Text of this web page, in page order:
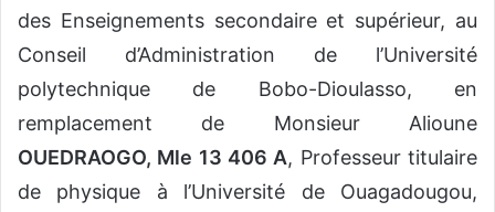
des Enseignements secondaire et supérieur, au
Conseil d’Administration de l’Université
polytechnique de Bobo-Dioulasso, en
remplacement de Monsieur Alioune
OUEDRAOGO, Mle 13 406 A, Professeur titulaire
de physique à l’Université de Ouagadougou,